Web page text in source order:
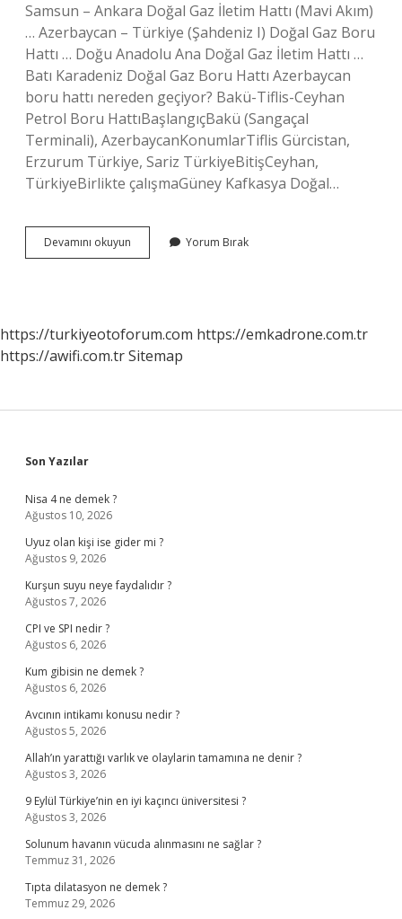
Samsun – Ankara Doğal Gaz İletim Hattı (Mavi Akım)
… Azerbaycan – Türkiye (Şahdeniz I) Doğal Gaz Boru
Hattı … Doğu Anadolu Ana Doğal Gaz İletim Hattı …
Batı Karadeniz Doğal Gaz Boru Hattı Azerbaycan
boru hattı nereden geçiyor? Bakü-Tiflis-Ceyhan
Petrol Boru HattıBaşlangıçBakü (Sangaçal
Terminali), AzerbaycanKonumlarTiflis Gürcistan,
Erzurum Türkiye, Sariz TürkiyeBitişCeyhan,
TürkiyeBirlikte çalışmaGüney Kafkasya Doğal…
Devamını okuyun
Akımı
Yorum Bırak
https://turkiyeotoforum.com https://emkadrone.com.tr
https://awifi.com.trSitemap
Sidebar
Son Yazılar
Nisa 4 ne demek ?
Ağustos 10, 2026
Uyuz olan kişi ise gider mi ?
Ağustos 9, 2026
Kurşun suyu neye faydalıdır ?
Ağustos 7, 2026
CPI ve SPI nedir ?
Ağustos 6, 2026
Kum gibisin ne demek ?
Ağustos 6, 2026
Avcının intikamı konusu nedir ?
Ağustos 5, 2026
Allah’ın yarattığı varlık ve olaylarin tamamına ne denir ?
Ağustos 3, 2026
9 Eylül Türkiye’nin en iyi kaçıncı üniversitesi ?
Ağustos 3, 2026
Solunum havanın vücuda alınmasını ne sağlar ?
Temmuz 31, 2026
Tıpta dilatasyon ne demek ?
Temmuz 29, 2026